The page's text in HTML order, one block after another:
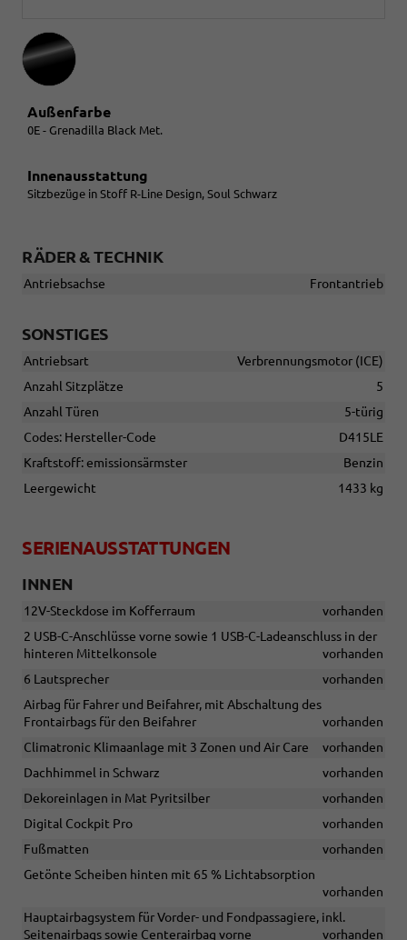
Außenfarbe
0E - Grenadilla Black Met.
Innenausstattung
Sitzbezüge in Stoff R-Line Design, Soul Schwarz
RÄDER & TECHNIK
Antriebsachse Frontantrieb
SONSTIGES
Antriebsart
Verbrennungsmotor (ICE)
Anzahl Sitzplätze
5
Anzahl Türen
5-türig
Codes: Hersteller-Code
D415LE
Kraftstoff: emissionsärmster
Benzin
Leergewicht
1433 kg
SERIENAUSSTATTUNGEN
INNEN
12V-Steckdose im Kofferraum
vorhanden
2 USB-C-Anschlüsse vorne sowie 1 USB-C-Ladeanschluss in der
hinteren Mittelkonsole
vorhanden
6 Lautsprecher
vorhanden
Airbag für Fahrer und Beifahrer, mit Abschaltung des
Frontairbags für den Beifahrer
vorhanden
Climatronic Klimaanlage mit 3 Zonen und Air Care
vorhanden
Dachhimmel in Schwarz
vorhanden
Dekoreinlagen in Mat Pyritsilber
vorhanden
Digital Cockpit Pro
vorhanden
Fußmatten
vorhanden
Getönte Scheiben hinten mit 65 % Lichtabsorption
vorhanden
Hauptairbagsystem für Vorder- und Fondpassagiere, inkl.
Seitenairbags sowie Centerairbag vorne
vorhanden